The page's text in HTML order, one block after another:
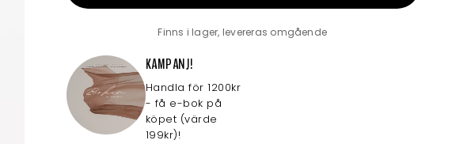
Finns i lager, levereras omgående
KAMPANJ!
Handla för 1200kr
- få e-bok på
köpet (värde
199kr)!